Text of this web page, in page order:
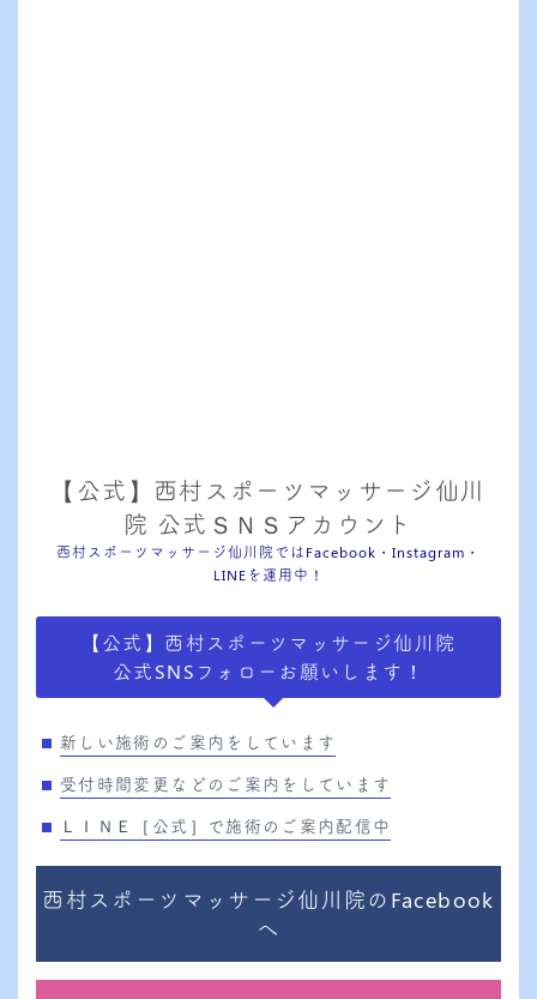
【公式】西村スポーツマッサージ仙川
院 公式ＳＮＳアカウント
西村スポーツマッサージ仙川院ではFacebook・Instagram・
LINEを運用中！
【公式】西村スポーツマッサージ仙川院
公式SNSフォローお願いします！
新しい施術のご案内をしています
受付時間変更などのご案内をしています
ＬＩＮＥ［公式］で施術のご案内配信中
西村スポーツマッサージ仙川院のFacebook
へ